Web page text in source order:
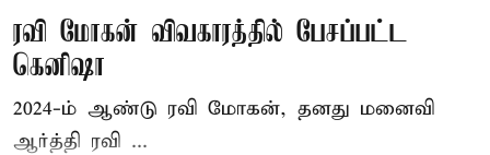
ரவி மோகன் விவகாரத்தில் பேசப்பட்ட
கெனிஷா
2024-ம் ஆண்டு ரவி மோகன், தனது மனைவி
ஆர்த்தி ரவி ...